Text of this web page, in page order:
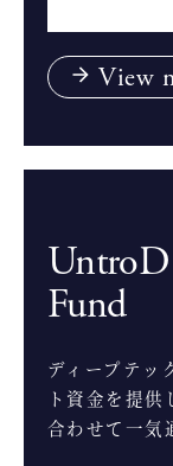
View
UntroD
Fund
ディープテッ
ト資金を提
合わせて一気